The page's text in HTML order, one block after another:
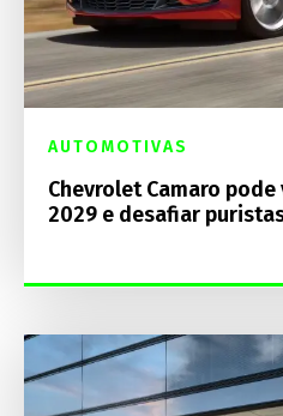
AUTOMOTIVAS
Chevrolet Camaro
2029 e desafiar